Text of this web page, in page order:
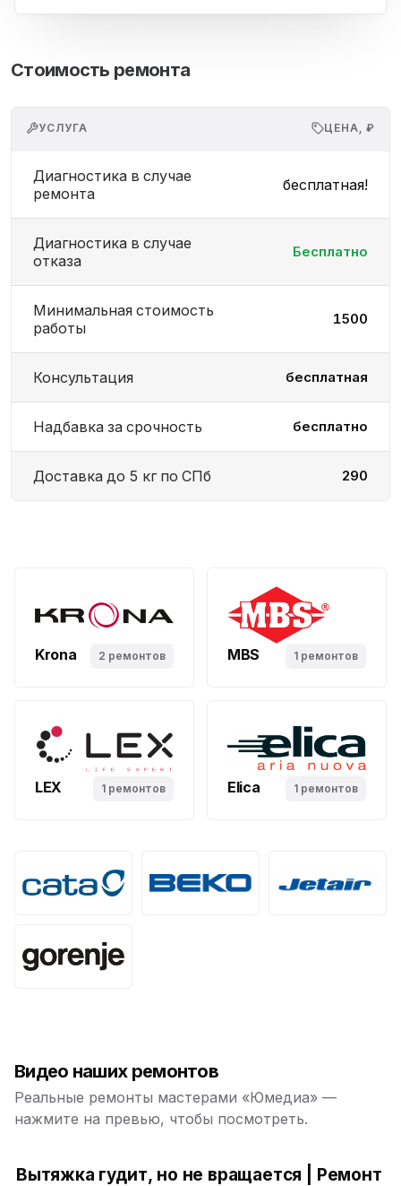
Стоимость ремонта
УСЛУГА ЦЕНА, ₽
Диагностика в случае
ремонта
бесплатная!
Диагностика в случае
отказа
Бесплатно
Минимальная стоимость
работы
1500
Консультация бесплатная
Надбавка за срочность бесплатно
Доставка до 5 кг по СПб 290
Krona 2 ремонтов MBS 1 ремонтов
LEX 1 ремонтов Elica 1 ремонтов
Видео наших ремонтов
Реальные ремонты мастерами «Юмедиа» —
нажмите на превью, чтобы посмотреть.
Вытяжка гудит, но не вращается | Ремонт